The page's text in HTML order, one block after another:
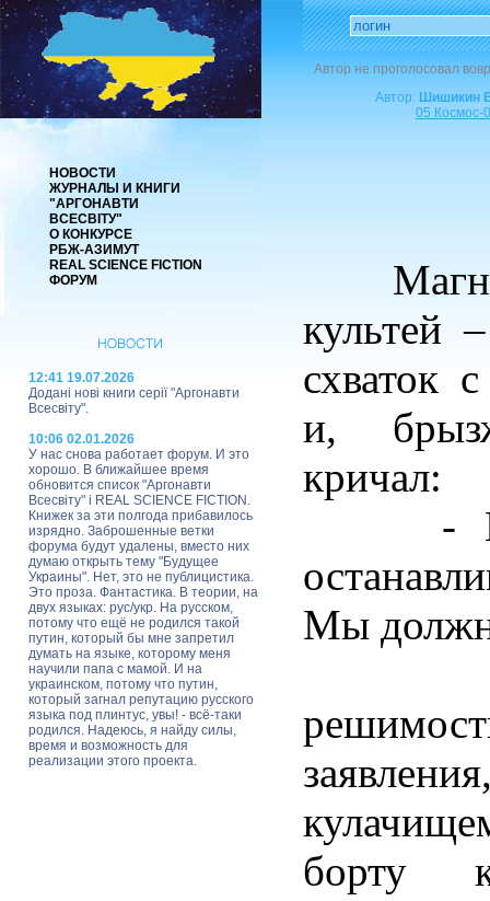
НОВОСТИ
ЖУРНАЛЫ И КНИГИ
"АРГОНАВТИ
ВСЕСВІТУ"
О КОНКУРСЕ
РБЖ-АЗИМУТ
REAL SCIENCE FICTION
ФОРУМ
12:41 19.07.2026
Додані нові книги серії "Аргонавти
Всесвіту".
10:06 02.01.2026
У нас снова работает форум. И это
хорошо. В ближайшее время
обновится список "Аргонавти
Всесвіту" і REAL SCIENCE FICTION.
Книжек за эти полгода прибавилось
изрядно. Заброшенные ветки
форума будут удалены, вместо них
думаю открыть тему "Будущее
Украины". Нет, это не публицистика.
Это проза. Фантастика. В теории, на
двух языках: рус/укр. На русском,
потому что ещё не родился такой
путин, который бы мне запретил
думать на языке, которому меня
научили папа с мамой. И на
украинском, потому что путин,
который загнал репутацию русского
языка под плинтус, увы! - всё-таки
родился. Надеюсь, я найду силы,
время и возможность для
реализации этого проекта.
Автор не проголосовал
Автор: Шишикин
05 Космос-
Магнус
культей
схваток
и,
кричал:
- Мы
Мы
борту